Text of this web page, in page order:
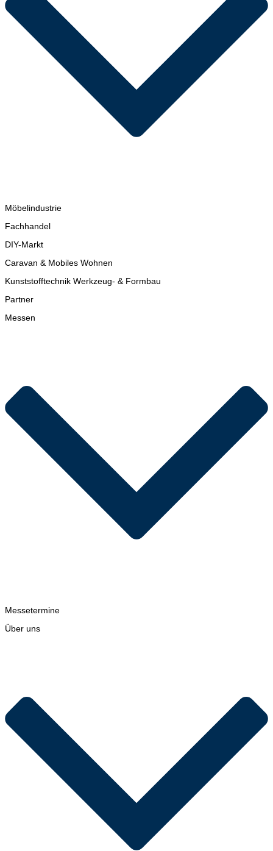
Möbelindustrie
Fachhandel
DIY-Markt
Caravan & Mobiles Wohnen
Kunststofftechnik Werkzeug- & Formbau
Partner
Messen
Messetermine
Über uns